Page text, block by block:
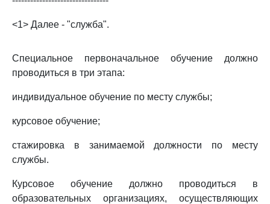
<1> Далее - "служба".
Специальное первоначальное обучение должно
проводиться в три этапа:
индивидуальное обучение по месту службы;
курсовое обучение;
стажировка в занимаемой должности по месту
службы.
Курсовое обучение должно проводиться в
образовательных организациях, осуществляющих